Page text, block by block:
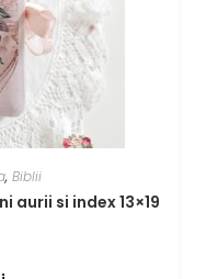
, Biblii
aurii si index 13×19